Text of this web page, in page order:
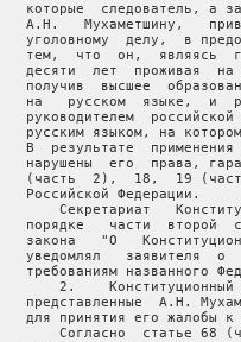
которые  следователь, а
А.Н.   Мухаметшину,
уголовному  делу,  в
тем,  что  он,  являясь
десяти  лет  проживая
получив  высшее
на   русском  языке,  и
руководителем
русским языком, на
В  результате
нарушены  его  права,
(часть  2),  18,  19
   Российской Федерации.
Секретариат
порядке   части  второй
закона   "О
уведомлял   заявителя  о
требованиям названного
2.
представленные  А.Н.
для принятия его жалобы к
Согласно  статье 68